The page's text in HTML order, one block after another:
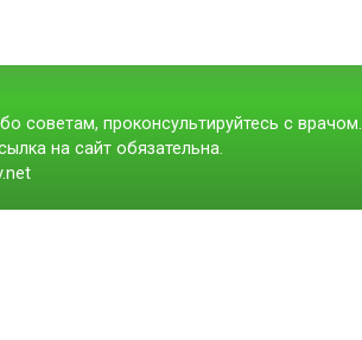
советам, проконсультируйтесь с врачом.
на сайт обязательна.